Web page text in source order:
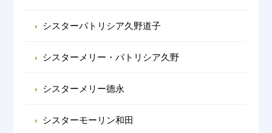
シスターパトリシア久野道子
シスターメリー・パトリシア久野
シスターメリー德永
シスターモーリン和田